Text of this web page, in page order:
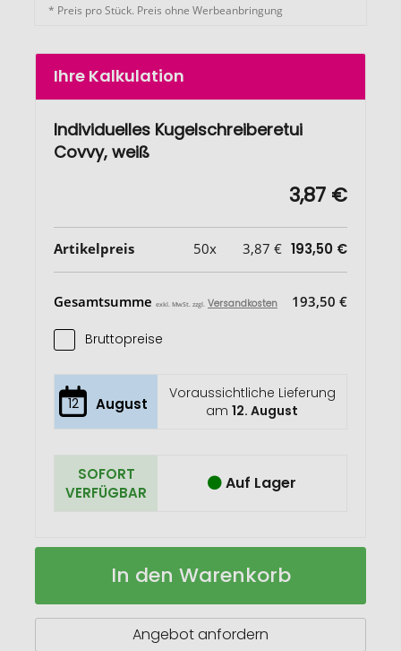
* Preis pro Stück. Preis ohne Werbeanbringung
Ihre Kalkulation
Individuelles Kugelschreiberetui
Covvy, weiß
3,87 €
Artikelpreis 50x 3,87 € 193,50 €
Gesamtsumme exkl. MwSt. zzgl. Versandkosten 193,50 €
Bruttopreise
12 August
Voraussichtliche Lieferung
am12. August
SOFORT
VERFÜGBAR
Auf Lager
Individuelles
Kugelschreiberetui
Auf
In den Warenkorb
Angebot anfordern